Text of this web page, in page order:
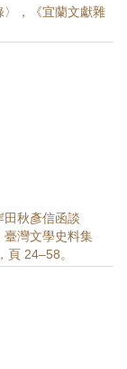
〉，《宜蘭文獻雜
田秋彥信函談
臺灣文學史料集
24–58。